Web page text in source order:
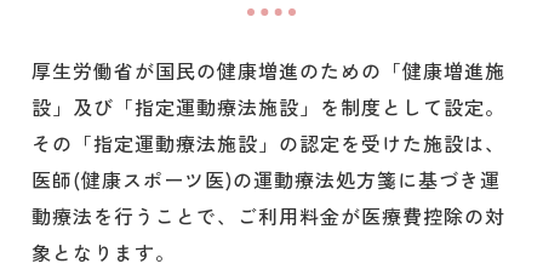
厚生労働省が国民の健康増進のための「健康増進施
設」及び「指定運動療法施設」を制度として設定。
その「指定運動療法施設」の認定を受けた施設は、
医師(健康スポーツ医)の運動療法処方箋に基づき運
動療法を行うことで、ご利用料金が医療費控除の対
象となります。